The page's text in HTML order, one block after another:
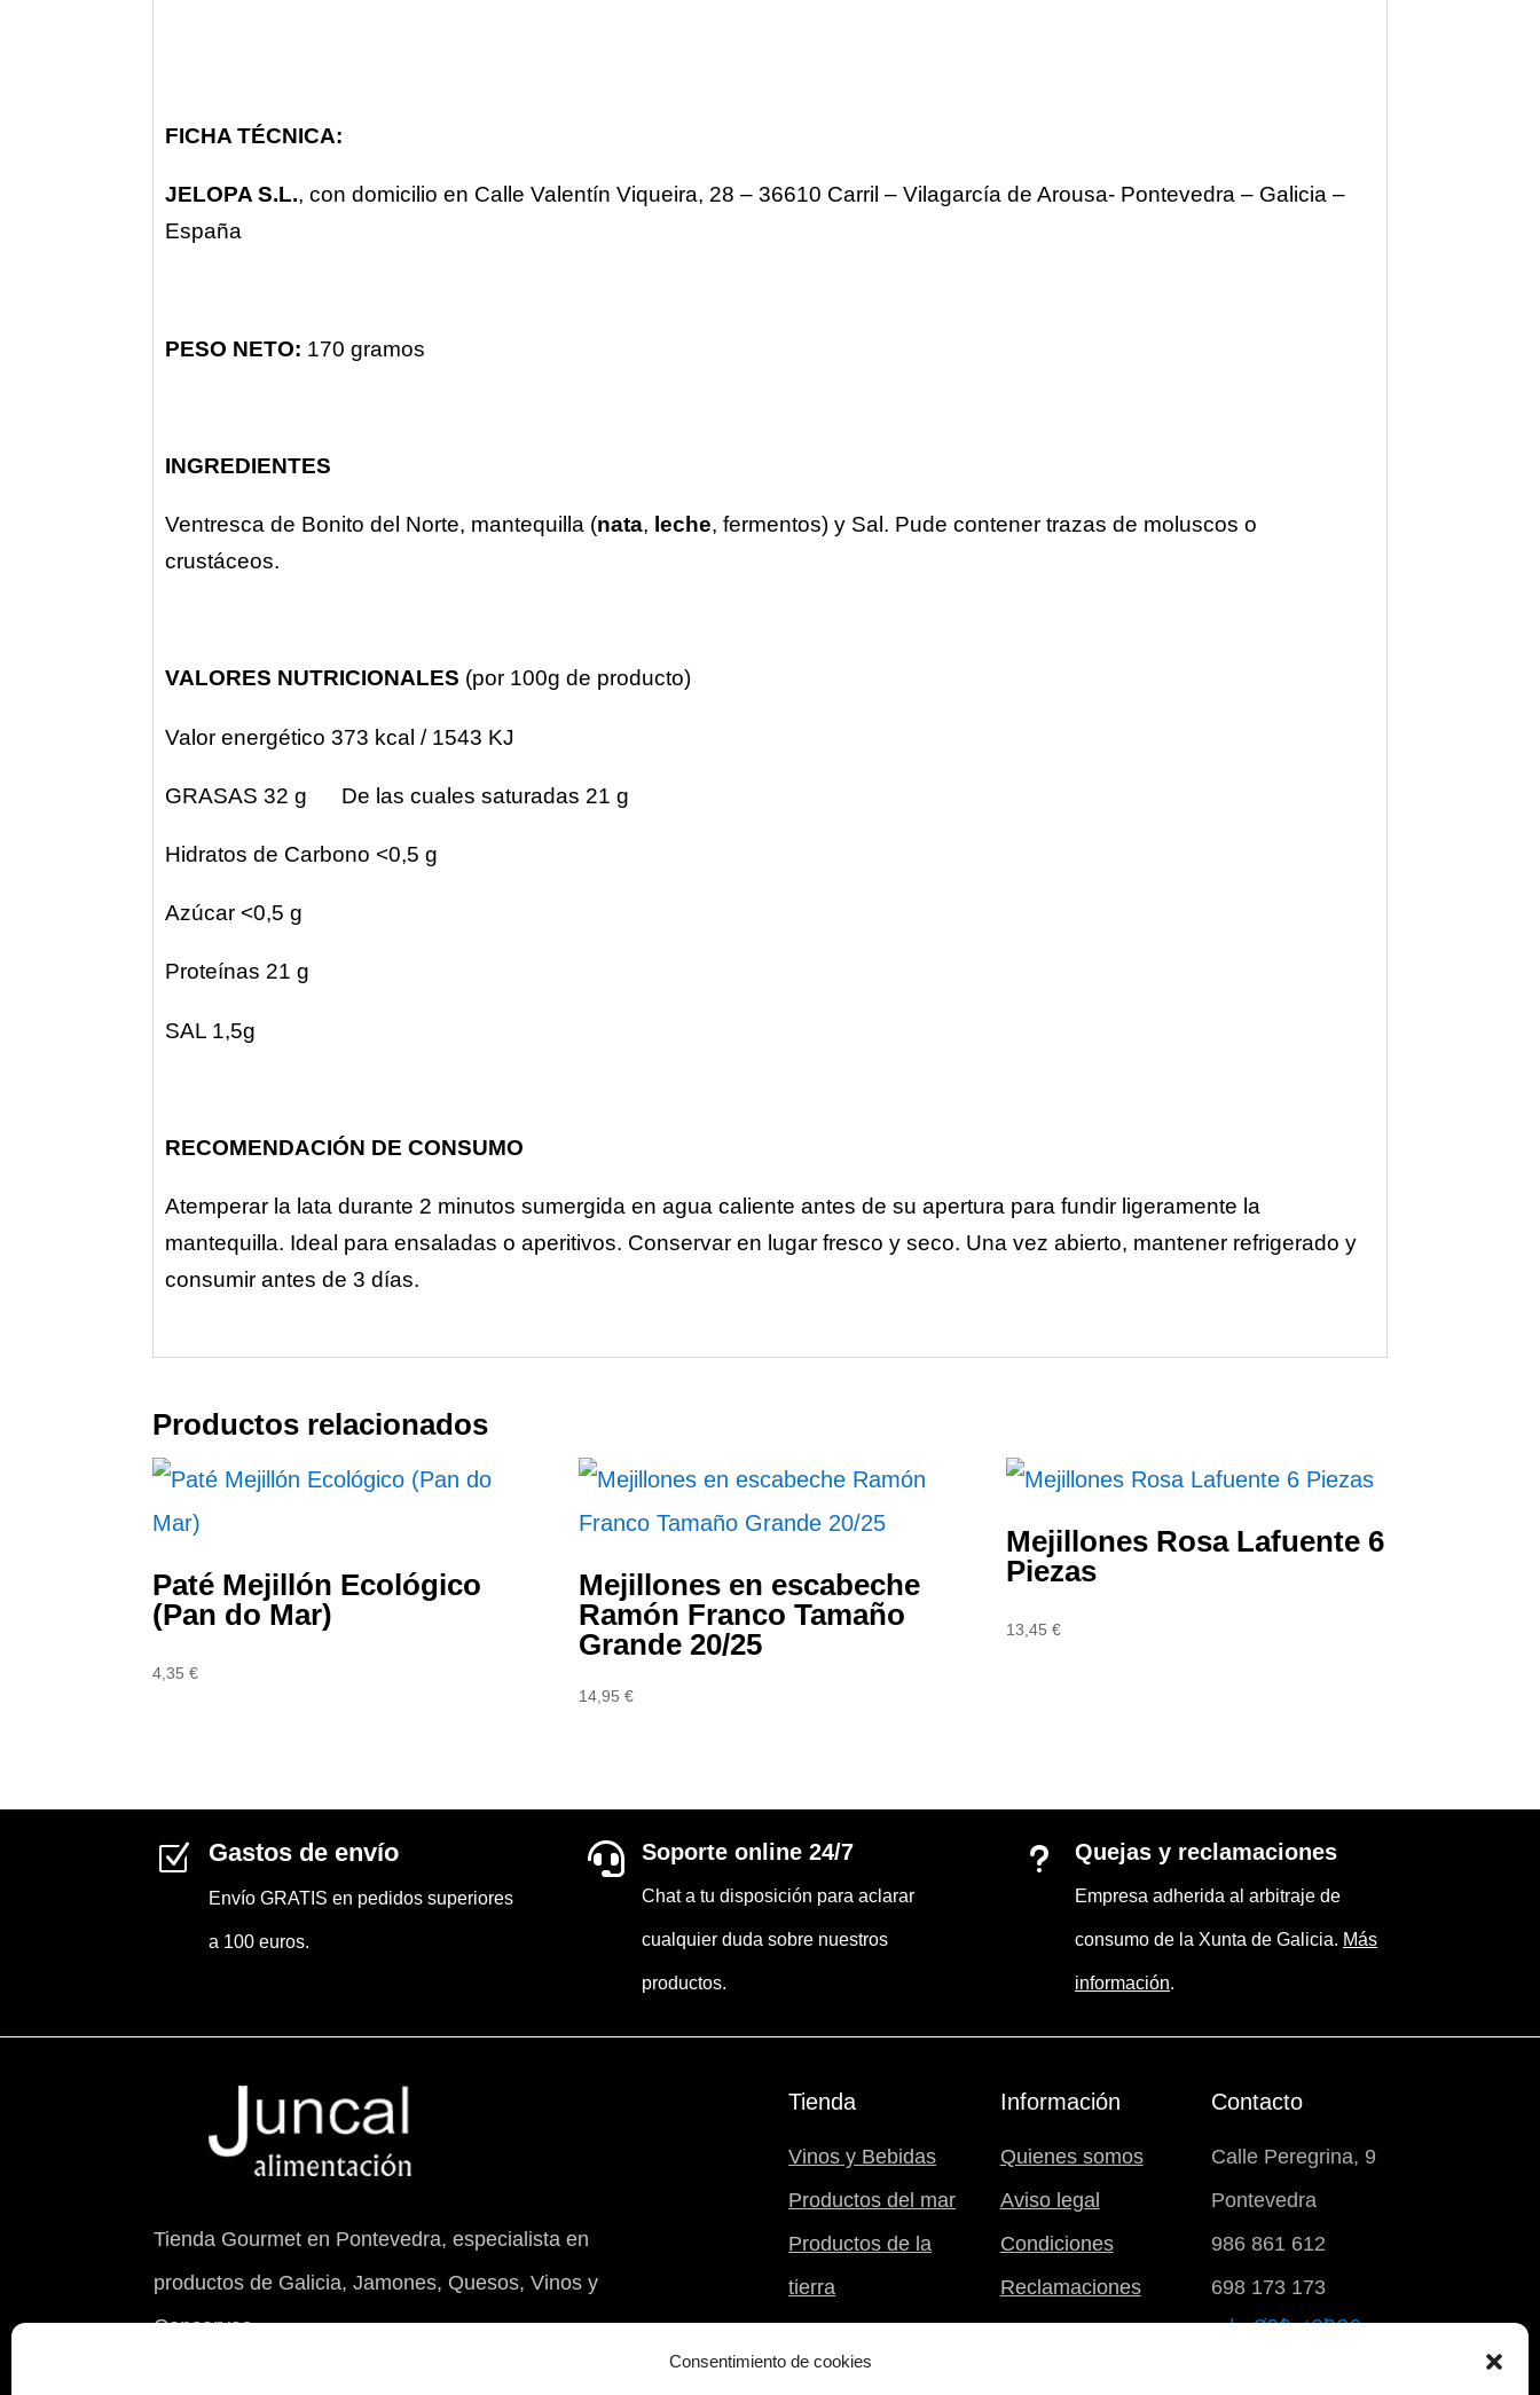
Consentimiento de cookies
FICHA TÉCNICA:
JELOPA S.L., con domicilio en Calle Valentín Viqueira, 28 – 36610 Carril – Vilagarcía de Arousa- Pontevedra – Galicia –
España
PESO NETO: 170 gramos
INGREDIENTES
Ventresca de Bonito del Norte, mantequilla (nata, leche, fermentos) y Sal. Pude contener trazas de moluscos o
crustáceos.
VALORES NUTRICIONALES (por 100g de producto)
Valor energético 373 kcal / 1543 KJ
GRASAS 32 g De las cuales saturadas 21 g
Hidratos de Carbono <0,5 g
Azúcar <0,5 g
Proteínas 21 g
SAL 1,5g
RECOMENDACIÓN DE CONSUMO
Atemperar la lata durante 2 minutos sumergida en agua caliente antes de su apertura para fundir ligeramente la
mantequilla. Ideal para ensaladas o aperitivos. Conservar en lugar fresco y seco. Una vez abierto, mantener refrigerado y
consumir antes de 3 días.
Productos relacionados
Paté Mejillón Ecológico
(Pan do Mar)
4,35 €
Mejillones en escabeche
Ramón Franco Tamaño
Grande 20/25
14,95€
Mejillones Rosa Lafuente 6
Piezas
13,45 €
Z Gastos de envío
Envío GRATIS en pedidos superiores
a 100 euros.
 Soporte online 24/7
Chat a tu disposición para aclarar
cualquier duda sobre nuestros
productos.
u Quejas y reclamaciones
Empresa adherida al arbitraje de
consumo de la Xunta de Galicia. Más
información.
Tienda Gourmet en Pontevedra, especialista en
productos de Galicia, Jamones, Quesos, Vinos y
Conservas.
Tienda
Vinos y Bebidas
Productos del mar
Productos de la
tierra
Postres
Nuestra despensa
Información
Quienes somos
Aviso legal
Condiciones
Reclamaciones
Mi carrito
Contacto
Calle Peregrina, 9
Pontevedra
986 861 612
698 173 173